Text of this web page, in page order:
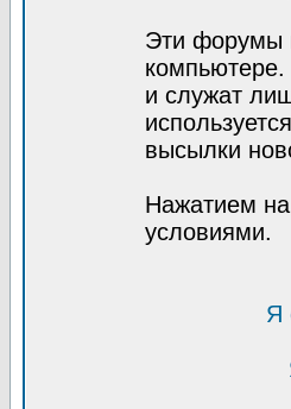
Эти форумы
и служат
высылки
Нажатием на
условиями.
Я